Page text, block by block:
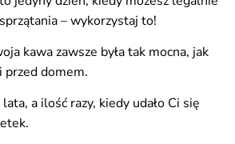
– wykorzystaj to!
kawa zawsze była tak mocna, jak
domem.
a ilość razy, kiedy udało Ci się